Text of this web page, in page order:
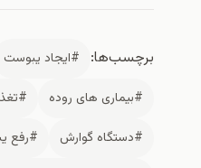
برچسب‌ها: #ایجاد یبوست
#بیماری های روده
#دستگاه گوارش
#رفع